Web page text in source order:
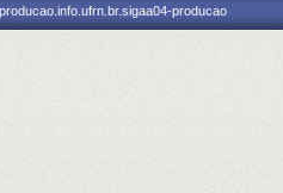
producao